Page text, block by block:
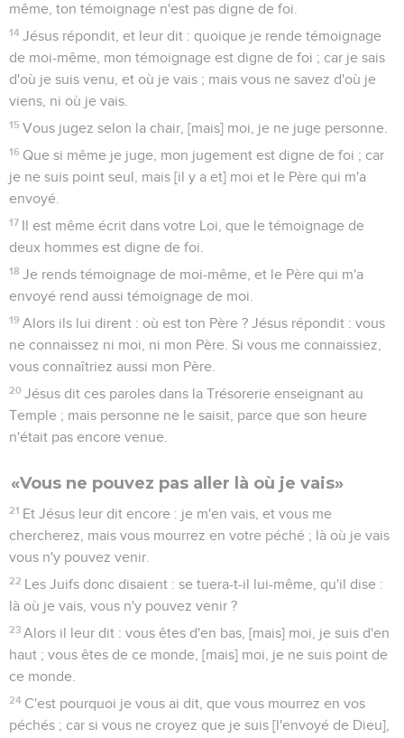
même, ton témoignage n'est pas digne de foi.
14 Jésus répondit, et leur dit : quoique je rende témoignage
de moi-même, mon témoignage est digne de foi ; car je sais
d'où je suis venu, et où je vais ; mais vous ne savez d'où je
viens, ni où je vais.
15 Vous jugez selon la chair, [mais] moi, je ne juge personne.
16 Que si même je juge, mon jugement est digne de foi ; car
je ne suis point seul, mais [il y a et] moi et le Père qui m'a
envoyé.
17 Il est même écrit dans votre Loi, que le témoignage de
deux hommes est digne de foi.
18 Je rends témoignage de moi-même, et le Père qui m'a
envoyé rend aussi témoignage de moi.
19 Alors ils lui dirent : où est ton Père ? Jésus répondit : vous
ne connaissez ni moi, ni mon Père. Si vous me connaissiez,
vous connaîtriez aussi mon Père.
20 Jésus dit ces paroles dans la Trésorerie enseignant au
Temple ; mais personne ne le saisit, parce que son heure
n'était pas encore venue.
«Vous ne pouvez pas aller là où je vais»
21 Et Jésus leur dit encore : je m'en vais, et vous me
chercherez, mais vous mourrez en votre péché ; là où je vais
vous n'y pouvez venir.
22 Les Juifs donc disaient : se tuera-t-il lui-même, qu'il dise :
là où je vais, vous n'y pouvez venir ?
23 Alors il leur dit : vous êtes d'en bas, [mais] moi, je suis d'en
haut ; vous êtes de ce monde, [mais] moi, je ne suis point de
ce monde.
24 C'est pourquoi je vous ai dit, que vous mourrez en vos
péchés ; car si vous ne croyez que je suis [l'envoyé de Dieu],